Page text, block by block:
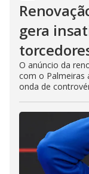
gera
O anúncio da
com o Palmeiras
onda de